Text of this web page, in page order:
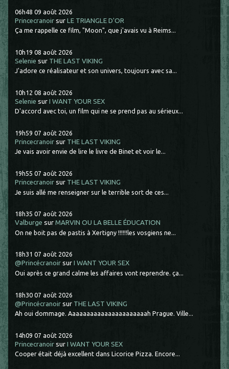
06h48 09 août 2026
Princecranoir surLE TRIANGLE D'OR
Ça me rappelle ce film, "Moon", que j'avais vu à Reims...
10h19 08 août 2026
Selenie sur THE LAST VIKING
J'adore ce réalisateur et son univers, toujours avec sa...
10h12 08 août 2026
Selenie surI WANT YOUR SEX
D'accord avec toi, un film qui ne se prend pas au sérieux...
19h59 07 août 2026
Princecranoir sur THE LAST VIKING
Je vais avoir envie de lire le livre de Binet et voir le...
19h55 07 août 2026
Princecranoir sur THE LAST VIKING
Je suis allé me renseigner sur le terrible sort de ces...
18h35 07 août 2026
Valburge surMARVIN OU LA BELLE ÉDUCATION
On ne boit pas de pastis à Xertigny !!!!!!les vosgiens ne...
18h31 07 août 2026
@Princécranoir surI WANT YOUR SEX
Oui après ce grand calme les affaires vont reprendre. ça...
18h30 07 août 2026
@Princécranoir sur THE LAST VIKING
Ah oui dommage. Aaaaaaaaaaaaaaaaaaaaaah Prague. Ville...
14h09 07 août 2026
Princecranoir surI WANT YOUR SEX
Cooper était déjà excellent dans Licorice Pizza. Encore...